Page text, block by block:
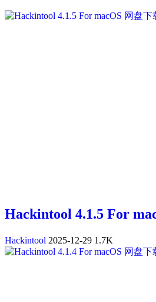
Hackintool 4.1.5 For
Hackintool 2025-12-29 1.7K